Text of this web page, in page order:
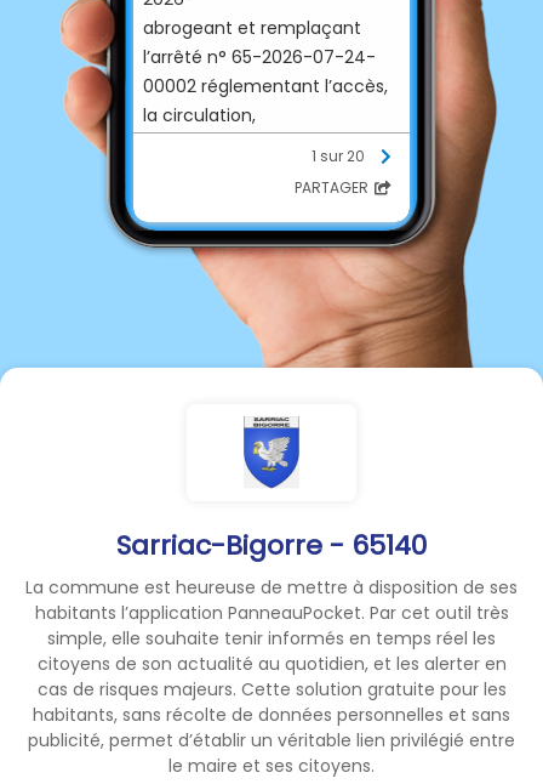
Sarriac-Bigorre - 65140
La commune est heureuse de mettre à disposition de ses
habitants l’application PanneauPocket. Par cet outil très
simple, elle souhaite tenir informés en temps réel les
citoyens de son actualité au quotidien, et les alerter en
cas de risques majeurs. Cette solution gratuite pour les
habitants, sans récolte de données personnelles et sans
publicité, permet d’établir un véritable lien privilégié entre
le maire et ses citoyens.
abrogeant et remplaçant
l’arrêté n° 65-2026-07-24-
00002 réglementant l’accès,
la circulation,
la présence des personnes et
l’origine d’un
départ de feu dans les
espaces exposés aux risques
d’incendie de forêt dans le
département des Hautes-
1 sur 20
PARTAGER